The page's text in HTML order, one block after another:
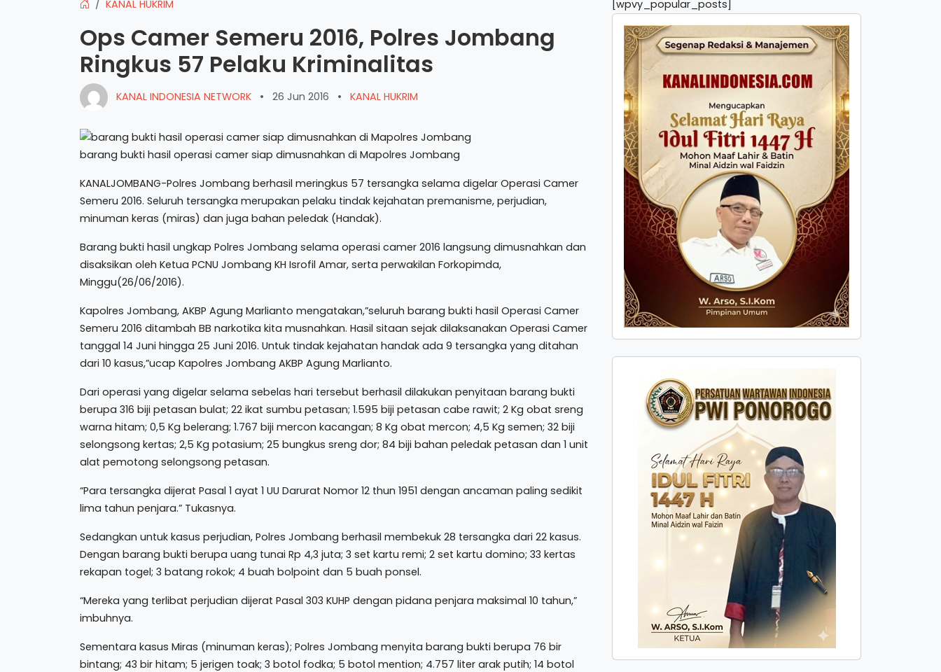
KANAL HUKRIM
Ops Camer Semeru 2016, Polres Jombang
Ringkus 57 Pelaku Kriminalitas
KANAL INDONESIA NETWORK • 26 Jun 2016 • KANAL HUKRIM
barang bukti hasil operasi camer siap dimusnahkan di Mapolres Jombang
KANALJOMBANG-Polres Jombang berhasil meringkus 57 tersangka selama digelar Operasi Camer
Semeru 2016. Seluruh tersangka merupakan pelaku tindak kejahatan premanisme, perjudian,
minuman keras (miras) dan juga bahan peledak (Handak).
Barang bukti hasil ungkap Polres Jombang selama operasi camer 2016 langsung dimusnahkan dan
disaksikan oleh Ketua PCNU Jombang KH Isrofil Amar, serta perwakilan Forkopimda,
Minggu(26/06/2016).
Kapolres Jombang, AKBP Agung Marlianto mengatakan,”seluruh barang bukti hasil Operasi Camer
Semeru 2016 ditambah BB narkotika kita musnahkan. Hasil sitaan sejak dilaksanakan Operasi Camer
tanggal 14 Juni hingga 25 Juni 2016. Untuk tindak kejahatan handak ada 9 tersangka yang ditahan
dari 10 kasus,”ucap Kapolres Jombang AKBP Agung Marlianto.
Dari operasi yang digelar selama sebelas hari tersebut berhasil dilakukan penyitaan barang bukti
berupa 316 biji petasan bulat; 22 ikat sumbu petasan; 1.595 biji petasan cabe rawit; 2 Kg obat sreng
warna hitam; 0,5 Kg belerang; 1.767 biji mercon kacangan; 8 Kg obat mercon; 4,5 Kg semen; 32 biji
selongsong kertas; 2,5 Kg potasium; 25 bungkus sreng dor; 84 biji bahan peledak petasan dan 1 unit
alat pemotong selongsong petasan.
“Para tersangka dijerat Pasal 1 ayat 1 UU Darurat Nomor 12 thun 1951 dengan ancaman paling sedikit
lima tahun penjara.” Tukasnya.
Sedangkan untuk kasus perjudian, Polres Jombang berhasil membekuk 28 tersangka dari 22 kasus.
Dengan barang bukti berupa uang tunai Rp 4,3 juta; 3 set kartu remi; 2 set kartu domino; 33 kertas
rekapan togel; 3 batang rokok; 4 buah bolpoint dan 5 buah ponsel.
“Mereka yang terlibat perjudian dijerat Pasal 303 KUHP dengan pidana penjara maksimal 10 tahun,”
imbuhnya.
Sementara kasus Miras (minuman keras); Polres Jombang menyita barang bukti berupa 76 bir
bintang; 43 bir hitam; 5 jerigen toak; 3 botol fodka; 5 botol mention; 4.757 liter arak putih; 14 botol
[wpvy_popular_posts]